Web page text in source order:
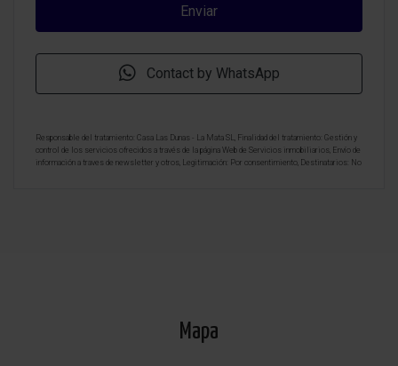
Contact by WhatsApp
Responsable del tratamiento: Casa Las Dunas - La Mata SL, Finalidad del tratamiento: Gestión y
control de los servicios ofrecidos a través de la página Web de Servicios inmobiliarios, Envío de
información a traves de newsletter y otros, Legitimación: Por consentimiento, Destinatarios: No
Mapa